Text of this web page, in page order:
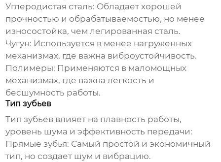
Углеродистая сталь: Обладает хорошей
прочностью и обрабатываемостью, но менее
износостойка, чем легированная сталь.
Чугун: Используется в менее нагруженных
механизмах, где важна виброустойчивость.
Полимеры: Применяются в маломощных
механизмах, где важна легкость и
бесшумность работы.
Тип зубьев
Тип зубьев влияет на плавность работы,
уровень шума и эффективность передачи:
Прямые зубья: Самый простой и экономичный
тип, но создает шум и вибрацию.